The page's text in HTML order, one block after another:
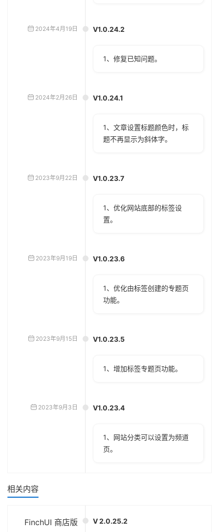
2024年4月19日 V1.0.24.2
1、修复已知问题。
2024年2月26日 V1.0.24.1
1、文章设置标题颜色时，标
题不再显示为斜体字。
2023年9月22日 V1.0.23.7
1、优化网站底部的标签设
置。
2023年9月19日 V1.0.23.6
1、优化由标签创建的专题页
功能。
2023年9月15日 V1.0.23.5
1、增加标签专题页功能。
2023年9月3日 V1.0.23.4
1、网站分类可以设置为频道
页。
相关内容
FinchUI 商店版
V 2.0.25.2